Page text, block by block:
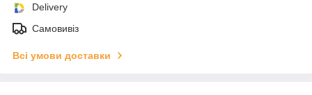
Delivery
Самовивіз
Всі умови доставки